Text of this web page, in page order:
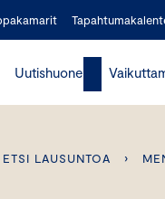
Uutishuone
ETSI LAUSUNTOA ›